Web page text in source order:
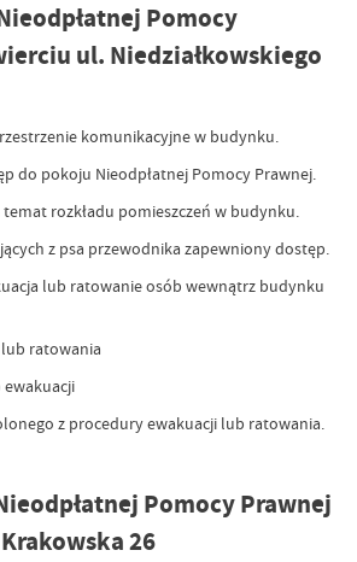
Pomocy
ul. Niedziałkowskiego
komunikacyjne w budynku.
do pokoju Nieodpłatnej Pomocy Prawnej.
rozkładu pomieszczeń w budynku.
z psa przewodnika zapewniony dostęp.
lub ratowanie osób wewnątrz budynku
ratowania
z procedury ewakuacji lub ratowania.
Pomocy Prawnej
26